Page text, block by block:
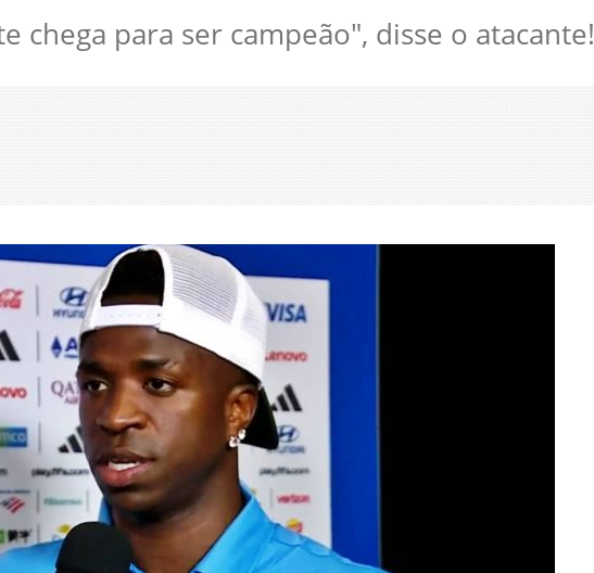
chega para ser campeão", disse o atacante!